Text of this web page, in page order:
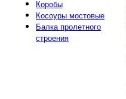
Коробы
Косоуры мостовые
Балка пролетного
строения